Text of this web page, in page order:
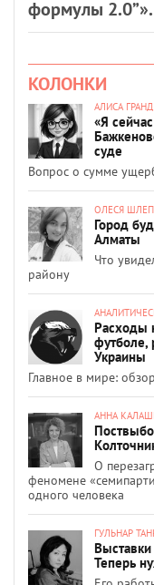
формулы 2.0”».
КОЛОНКИ
АЛИСА ГРАНД
«Я
суде
Вопрос о сумме
ОЛЕСЯ
Город
Алматы
Что
району
Расходы
футболе,
Украины
Главное в мире:
АННА
О
феномене
одного человека
ГУЛЬНАР
Теперь